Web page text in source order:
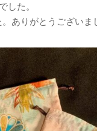
した。
ありがとうございま